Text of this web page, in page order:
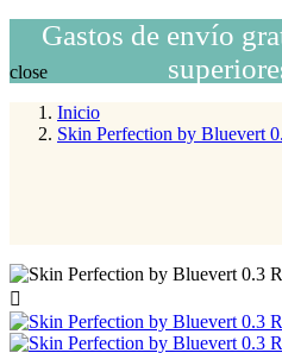
Gastos de envío
close
Inicio
Skin Perfection by Bluevert
